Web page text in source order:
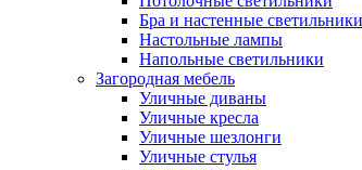
Бра и настенные светильники
Настольные лампы
Напольные светильники
Загородная мебель
Уличные диваны
Уличные кресла
Уличные шезлонги
Уличные стулья